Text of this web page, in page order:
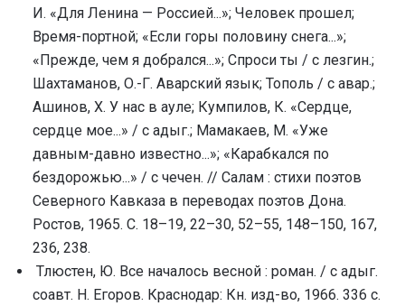
И. «Для Ленина — Россией...»; Человек прошел;
Время-портной; «Если горы половину снега...»;
«Прежде, чем я добрался...»; Спроси ты / с лезгин.;
Шахтаманов, О.-Г. Аварский язык; Тополь / с авар.;
Ашинов, X. У нас в ауле; Кумпилов, К. «Сердце,
сердце мое...» / с адыг.; Мамакаев, М. «Уже
давным-давно известно...»; «Карабкался по
бездорожью...» / с чечен. // Салам : cтихи поэтов
Северного Кавказа в переводах поэтов Дона.
Ростов, 1965. C. 18–19, 22–30, 52–55, 148–150, 167,
236, 238.
Тлюстен, Ю. Все началось весной : роман. / с адыг.
соавт. Н. Егоров. Краснодар: Кн. изд-во, 1966. 336 с.